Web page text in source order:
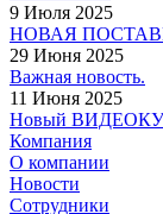
9 Июля 2025
НОВАЯ
29 Июня 2025
Важная новость.
11 Июня 2025
Новый
Компания
О компании
Новости
Сотрудники